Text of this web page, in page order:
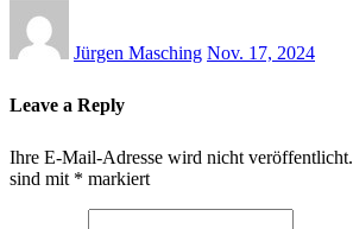
Jürgen Masching Nov. 17, 2024
Leave a Reply
Ihre E-Mail-Adresse wird nicht veröffentlicht.
sind mit * markiert